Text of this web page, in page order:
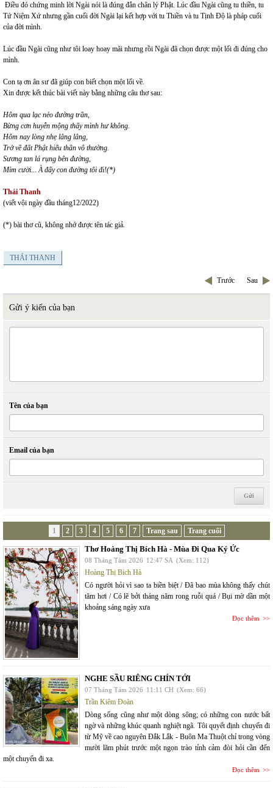
Điều đó chứng minh lời Ngài nói là đúng đắn chân lý Phật. Lúc đầu Ngài cũng tu thiền, tu
Tứ Niệm Xứ nhưng gần cuối đời Ngài lại kết hợp với tu Thiền và tu Tịnh Độ là pháp cuối
của đời mình.
Lúc đầu Ngài cũng như tôi loay hoay mãi nhưng rồi Ngài đã chọn được một lối đi đúng cho
mình.
Con tạ ơn ân sư đã giúp con biết chọn một lối về.
Xin được kết thúc bài viết này bằng những câu thơ sau:
Hôm qua lạc nẻo đường trần,
Bừng cơn huyễn mộng thấy mình hư không.
Hôm nay lòng nhẹ lâng lâng,
Trở về đất Phật hiểu thân vô thường.
Sương tan lá rụng bên đường,
Mỉm cười... À đấy con đường tôi đi!(*)
Thái Thanh
(viết vội ngày đầu tháng12/2022)
(*) bài thơ cũ, không nhớ được tên tác giả.
THÁI THANH
Trước Sau
Gửi ý kiến của bạn
Tên của bạn
Email của bạn
1 2 3 4 5 6 7 Trang sau Trang cuối
Thơ Hoàng Thị Bích Hà - Mùa Đi Qua Ký Ức
08 Tháng Tám 2026 12:47 SA (Xem: 112)
Hoàng Thị Bích Hà
Có người hỏi vì sao ta biền biệt / Đã bao mùa không thấy chút
tăm hơi / Có lẽ bởi tháng năm rong ruỗi quá / Bụi mờ dần một
khoảng sáng ngày xưa
Đọc thêm
NGHE SẦU RIÊNG CHÍN TỚI
07 Tháng Tám 2026 11:11 CH (Xem: 66)
Trần Kiêm Đoàn
Dòng sống cũng như một dòng sông; có những con nước bất
ngờ và những khúc quanh nghiệt ngã. Tôi quyết định chuyến đi
từ Mỹ về cao nguyên Đắk Lắk - Buôn Ma Thuột chỉ trong vòng
mười lăm phút trước một ngọn trào tỉnh cảm đòi hỏi cần đến
một chuyến đi xa.
Đọc thêm